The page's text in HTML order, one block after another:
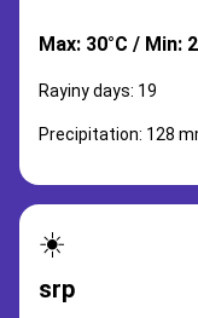
Max: 30°C / Min:
Rayiny days: 19
Precipitation: 128
☀️
srp